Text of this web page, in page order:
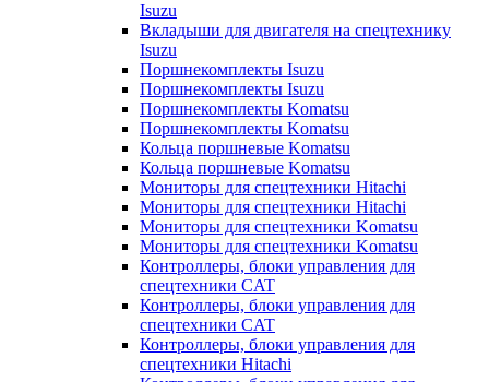
Isuzu
Вкладыши для двигателя на спецтехнику
Isuzu
Поршнекомплекты Isuzu
Поршнекомплекты Isuzu
Поршнекомплекты Komatsu
Поршнекомплекты Komatsu
Кольца поршневые Komatsu
Кольца поршневые Komatsu
Мониторы для спецтехники Hitachi
Мониторы для спецтехники Hitachi
Мониторы для спецтехники Komatsu
Мониторы для спецтехники Komatsu
Контроллеры, блоки управления для
спецтехники CAT
Контроллеры, блоки управления для
спецтехники CAT
Контроллеры, блоки управления для
спецтехники Hitachi